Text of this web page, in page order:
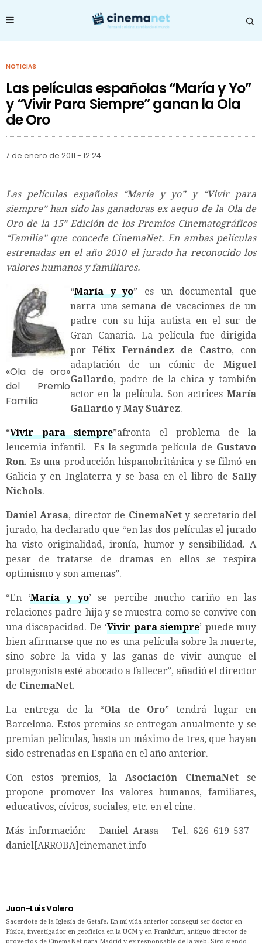
NOTICIAS
Las películas españolas “María y Yo”
y “Vivir Para Siempre” ganan la Ola
de Oro
7 de enero de 2011 - 12:24
Las películas españolas “María y yo” y “Vivir para
siempre” han sido las ganadoras ex aequo de la Ola de
Oro de la 15ª Edición de los Premios Cinematográficos
“Familia” que concede CinemaNet. En ambas películas
estrenadas en el año 2010 el jurado ha reconocido los
valores humanos y familiares.
«Ola de oro»
del Premio
Familia
“María y yo” es un documental que
narra una semana de vacaciones de un
padre con su hija autista en el sur de
Gran Canaria. La película fue dirigida
porFélix Fernández de Castro, con
adaptación de un cómic de Miguel
Gallardo, padre de la chica y también
actor en la película. Son actrices María
Gallardo y May Suárez.
“Vivir para siempre”afronta el problema de la
leucemia infantil. Es la segunda película de Gustavo
Ron. Es una producción hispanobritánica y se filmó en
Galicia y en Inglaterra y se basa en el libro de Sally
Nichols.
Daniel Arasa, director de CinemaNety secretario del
jurado, ha declarado que “en las dos películas el jurado
ha visto originalidad, ironía, humor y sensibilidad. A
pesar de tratarse de dramas en ellos se respira
optimismo y son amenas”.
“En ‘María y yo’ se percibe mucho cariño en las
relaciones padre-hija y se muestra como se convive con
una discapacidad. De ‘Vivir para siempre’ puede muy
bien afirmarse que no es una película sobre la muerte,
sino sobre la vida y las ganas de vivir aunque el
protagonista esté abocado a fallecer”, añadió el director
de CinemaNet.
La entrega de la “Ola de Oro” tendrá lugar en
Barcelona. Estos premios se entregan anualmente y se
premian películas, hasta un máximo de tres, que hayan
sido estrenadas en España en el año anterior.
Con estos premios, la Asociación CinemaNet se
propone promover los valores humanos, familiares,
educativos, cívicos, sociales, etc. en el cine.
Más información: Daniel Arasa Tel. 626 619 537
daniel[ARROBA]cinemanet.info
Juan-Luis Valera
Sacerdote de la Iglesia de Getafe. En mi vida anterior conseguí ser doctor en
Física, investigador en geofísica en la UCM y en Frankfurt, antiguo director de